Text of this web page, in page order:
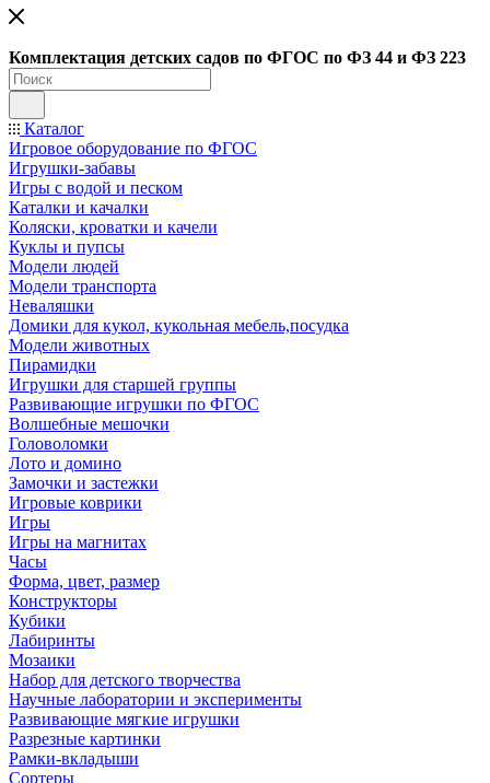
Комплектация детских садов по ФГОC по ФЗ 44 и ФЗ 223
Каталог
Игровое оборудование по ФГОС
Игрушки-забавы
Игры с водой и песком
Каталки и качалки
Коляски, кроватки и качели
Куклы и пупсы
Модели людей
Модели транспорта
Неваляшки
Домики для кукол, кукольная мебель,посудка
Модели животных
Пирамидки
Игрушки для старшей группы
Развивающие игрушки по ФГОС
Волшебные мешочки
Головоломки
Лото и домино
Замочки и застежки
Игровые коврики
Игры
Игры на магнитах
Часы
Форма, цвет, размер
Конструкторы
Кубики
Лабиринты
Мозаики
Набор для детского творчества
Научные лаборатории и эксперименты
Развивающие мягкие игрушки
Разрезные картинки
Рамки-вкладыши
Сортеры